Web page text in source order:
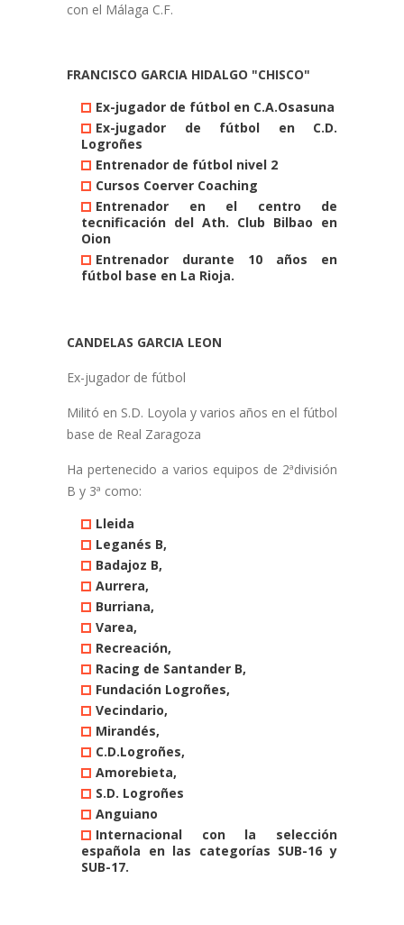
con el Málaga C.F.
FRANCISCO GARCIA HIDALGO "CHISCO"
Ex-jugador de fútbol en C.A.Osasuna
Ex-jugador de fútbol en C.D.
Logroñes
Entrenador de fútbol nivel 2
Cursos Coerver Coaching
Entrenador en el centro de
tecnificación del Ath. Club Bilbao en
Oion
Entrenador durante 10 años en
fútbol base en La Rioja.
CANDELAS GARCIA LEON
Ex-jugador de fútbol
Militó en S.D. Loyola y varios años en el fútbol
base de Real Zaragoza
Ha pertenecido a varios equipos de 2ªdivisión
B y 3ª como:
Lleida
Leganés B,
Badajoz B,
Aurrera,
Burriana,
Varea,
Recreación,
Racing de Santander B,
Fundación Logroñes,
Vecindario,
Mirandés,
C.D.Logroñes,
Amorebieta,
S.D. Logroñes
Anguiano
Internacional con la selección
española en las categorías SUB-16 y
SUB-17.